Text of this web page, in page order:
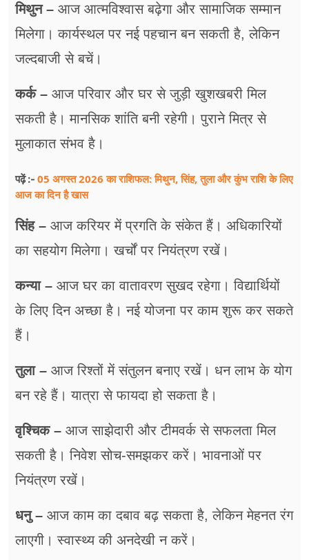
मिथुन – आज आत्मविश्वास बढ़ेगा और सामाजिक सम्मान
मिलेगा। कार्यस्थल पर नई पहचान बन सकती है, लेकिन
जल्दबाजी से बचें।
कर्क – आज परिवार और घर से जुड़ी खुशखबरी मिल
सकती है। मानसिक शांति बनी रहेगी। पुराने मित्र से
मुलाकात संभव है।
पढ़ें :- 05 अगस्त 2026 का राशिफल: मिथुन, सिंह, तुला और कुंभ राशि के लिए
आज का दिन है खास
सिंह – आज करियर में प्रगति के संकेत हैं। अधिकारियों
का सहयोग मिलेगा। खर्चों पर नियंत्रण रखें।
कन्या – आज घर का वातावरण सुखद रहेगा। विद्यार्थियों
के लिए दिन अच्छा है। नई योजना पर काम शुरू कर सकते
हैं।
तुला – आज रिश्तों में संतुलन बनाए रखें। धन लाभ के योग
बन रहे हैं। यात्रा से फायदा हो सकता है।
वृश्चिक – आज साझेदारी और टीमवर्क से सफलता मिल
सकती है। निवेश सोच-समझकर करें। भावनाओं पर
नियंत्रण रखें।
धनु – आज काम का दबाव बढ़ सकता है, लेकिन मेहनत रंग
लाएगी। स्वास्थ्य की अनदेखी न करें।